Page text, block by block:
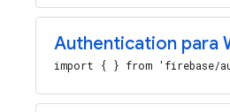
Authentication para
import { } from 'firebase/